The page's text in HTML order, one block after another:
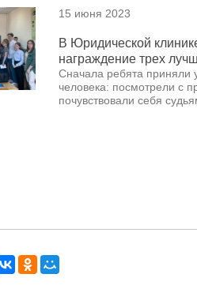
15 июня 2023
В Юридической
награждение трех
Сначала ребята приняли
человека: посмотрели с
почувствовали себя